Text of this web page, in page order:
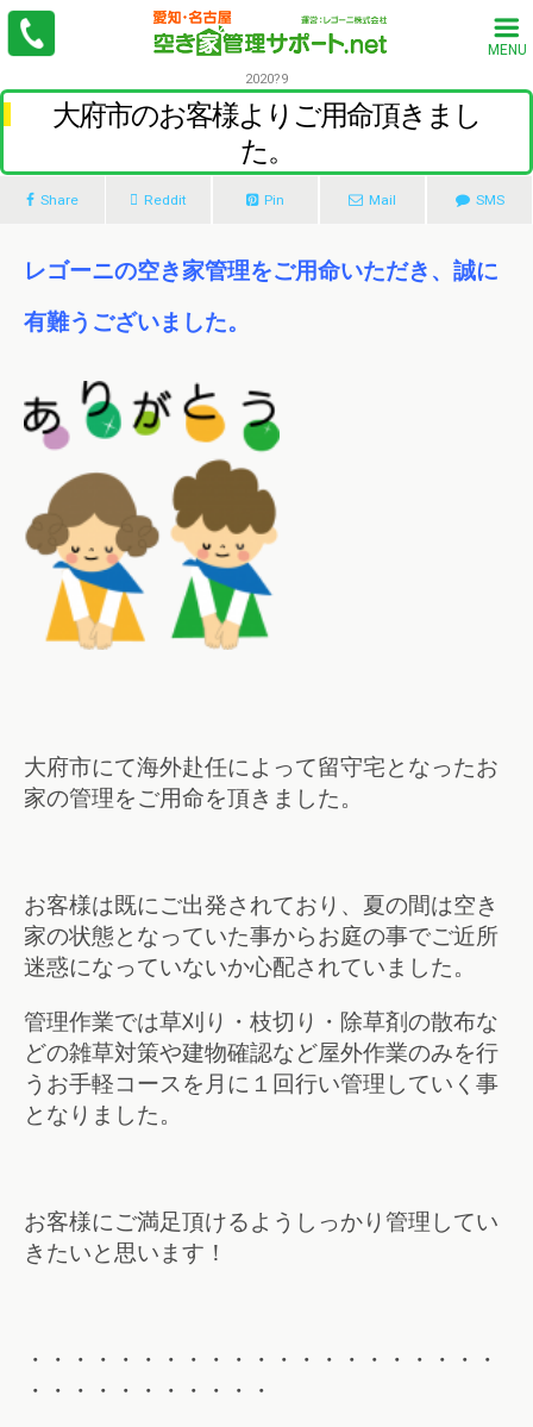
MENU
2020?9
大府市のお客様よりご用命頂きまし
た。
Share Reddit Pin Mail SMS
レゴーニの空き家管理をご用命いただき、誠に
有難うございました。
大府市にて海外赴任によって留守宅となったお
家の管理をご用命を頂きました。
お客様は既にご出発されており、夏の間は空き
家の状態となっていた事からお庭の事でご近所
迷惑になっていないか心配されていました。
管理作業では草刈り・枝切り・除草剤の散布な
どの雑草対策や建物確認など屋外作業のみを行
うお手軽コースを月に１回行い管理していく事
となりました。
お客様にご満足頂けるようしっかり管理してい
きたいと思います！
・・・・・・・・・・・・・・・・・・・・・
・・・・・・・・・・・